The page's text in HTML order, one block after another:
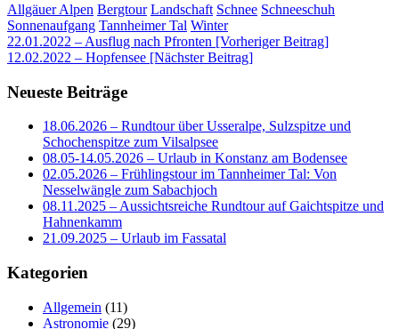
Allgäuer Alpen Bergtour Landschaft Schnee Schneeschuh
Sonnenaufgang Tannheimer Tal Winter
Beitragsnavigation
22.01.2022 – Ausflug nach Pfronten [Vorheriger Beitrag]
12.02.2022 – Hopfensee [Nächster Beitrag]
Neueste Beiträge
18.06.2026 – Rundtour über Usseralpe, Sulzspitze und
Schochenspitze zum Vilsalpsee
08.05-14.05.2026 – Urlaub in Konstanz am Bodensee
02.05.2026 – Frühlingstour im Tannheimer Tal: Von
Nesselwängle zum Sabachjoch
08.11.2025 – Aussichtsreiche Rundtour auf Gaichtspitze und
Hahnenkamm
21.09.2025 – Urlaub im Fassatal
Kategorien
Allgemein (11)
Astronomie (29)